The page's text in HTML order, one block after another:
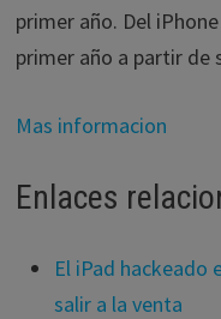
primer año. Del
primer año a partir de
Mas informacion
Enlaces
El iPad hackeado
salir a la venta